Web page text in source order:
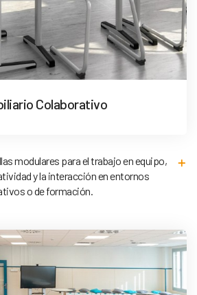
Colaborativo
modulares para el trabajo en equipo,
y la interacción en entornos
o de formación.